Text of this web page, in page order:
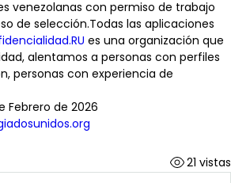
venezolanas con permiso de trabajo
de selección.Todas las aplicaciones
es una organización que
alentamos a personas con perfiles
personas con experiencia de
Febrero de 2026
21 vistas